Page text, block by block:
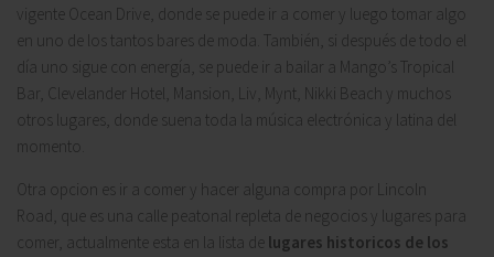
vigente
Ocean Drive
, donde se puede ir a comer y luego tomar algo
en uno de los tantos bares de moda. También, si después de todo el
día uno sigue con energía, se puede ir a bailar a Mango’s Tropical
Bar, Clevelander Hotel, Mansion, Liv, Mynt, Nikki Beach
y muchos
otros lugares, donde suena toda la música electrónica y latina del
momento.
Otra opcion es ir a comer y hacer alguna compra por Lincoln
Road, que es una calle peatonal repleta de negocios y lugares para
comer, actualmente esta en la lista de lugares historicos de los